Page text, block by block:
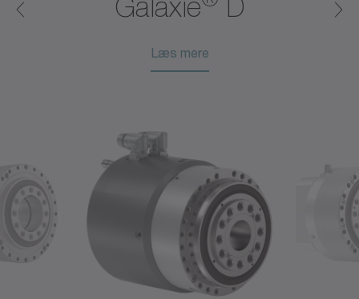
Galaxie D
Læs mere